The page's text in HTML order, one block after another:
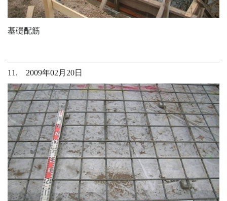
基礎配筋
11. 2009年02月20日